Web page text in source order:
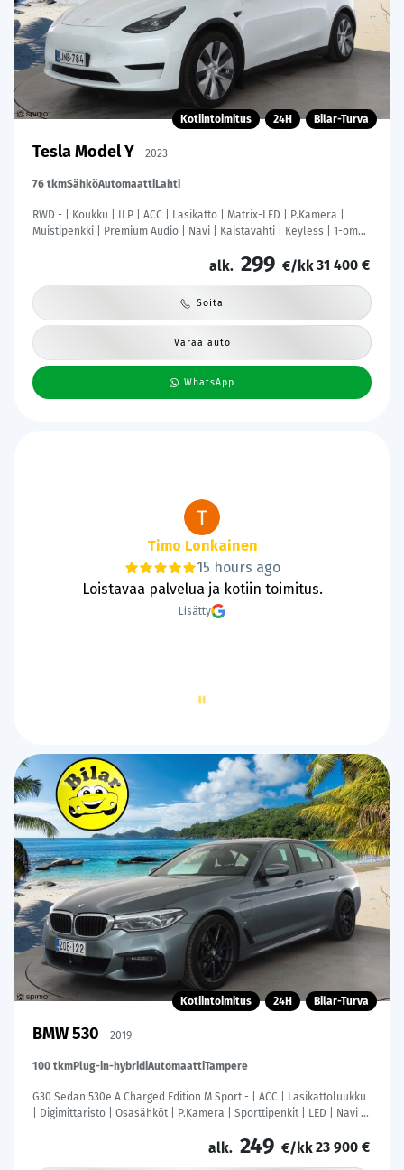
Kotiintoimitus 24H Bilar-Turva
Tesla Model Y 2023
76 tkmSähköAutomaattiLahti
RWD - | Koukku | ILP | ACC | Lasikatto | Matrix-LED | P.Kamera |
Muistipenkki | Premium Audio | Navi | Kaistavahti | Keyless | 1-om
alk. 299 €/kk31 400 €
Soita
Varaa auto
WhatsApp
Tanie Lund
17 hours ago
Hyvää ja sujuvaa kaupantekoa.
Lisätty
Kotiintoimitus 24H Bilar-Turva
BMW 530 2019
100 tkmPlug-in-hybridiAutomaattiTampere
G30 Sedan 530e A Charged Edition M Sport - | ACC | Lasikattoluukku
| Digimittaristo | Osasähköt | P.Kamera | Sporttipenkit | LED | Navi |
alk. 249 €/kk23 900 €